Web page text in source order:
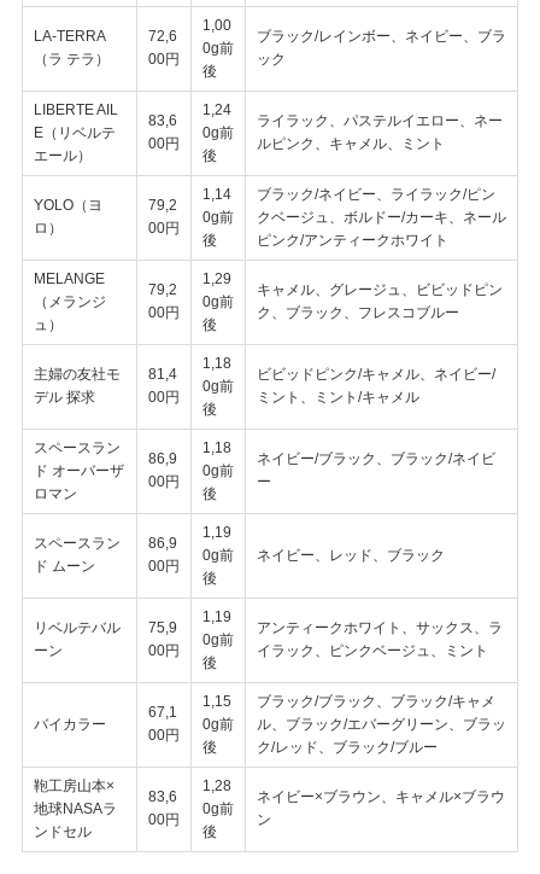
LA-TERRA
（ラ テラ）
72,6
00円
1,00
0g前
後
ブラック/レインボー、ネイビー、ブラ
ック
LIBERTE AIL
E（リベルテ
エール）
83,6
00円
1,24
0g前
後
ライラック、パステルイエロー、ネー
ルピンク、キャメル、ミント
YOLO（ヨ
ロ）
79,2
00円
1,14
0g前
後
ブラック/ネイビー、ライラック/ピン
クベージュ、ボルドー/カーキ、ネール
ピンク/アンティークホワイト
MELANGE
（メランジ
ュ）
79,2
00円
1,29
0g前
後
キャメル、グレージュ、ビビッドピン
ク、ブラック、フレスコブルー
主婦の友社モ
デル 探求
81,4
00円
1,18
0g前
後
ビビッドピンク/キャメル、ネイビー/
ミント、ミント/キャメル
スペースラン
ド オーバーザ
ロマン
86,9
00円
1,18
0g前
後
ネイビー/ブラック、ブラック/ネイビ
ー
スペースラン
ド ムーン
86,9
00円
1,19
0g前
後
ネイビー、レッド、ブラック
リベルテバル
ーン
75,9
00円
1,19
0g前
後
アンティークホワイト、サックス、ラ
イラック、ピンクベージュ、ミント
バイカラー
67,1
00円
1,15
0g前
後
ブラック/ブラック、ブラック/キャメ
ル、ブラック/エバーグリーン、ブラッ
ク/レッド、ブラック/ブルー
鞄工房山本×
地球NASAラ
ンドセル
83,6
00円
1,28
0g前
後
ネイビー×ブラウン、キャメル×ブラウ
ン